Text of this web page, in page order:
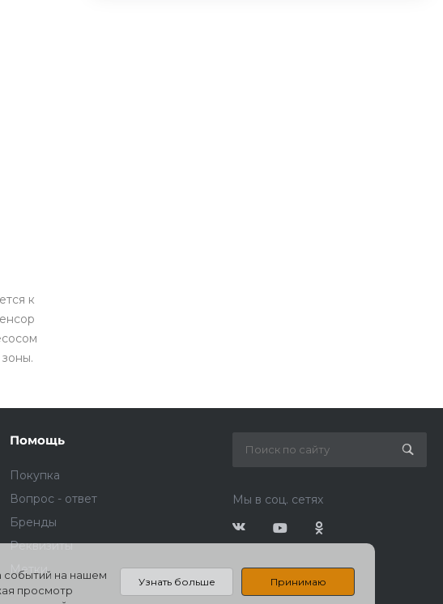
к
Помощь
Покупка
Вопрос - ответ
Бренды
Реквизиты
Метки
Мы в соц. сетях
событий на нашем
просмотр
Узнать больше Принимаю